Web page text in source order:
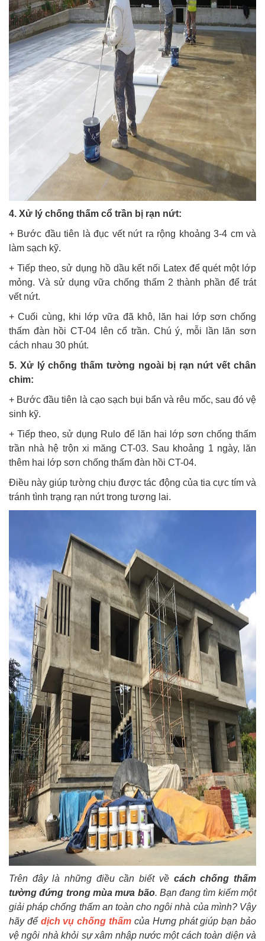
4. Xử lý chống thấm cổ trần bị rạn nứt:
+ Bước đầu tiên là đục vết nứt ra rộng khoảng 3-4 cm và
làm sạch kỹ.
+ Tiếp theo, sử dụng hồ dầu kết nối Latex để quét một lớp
mỏng. Và sử dụng vữa chống thấm 2 thành phần để trát
vết nứt.
+ Cuối cùng, khi lớp vữa đã khô, lăn hai lớp sơn chống
thấm đàn hồi CT-04 lên cổ trần. Chú ý, mỗi lần lăn sơn
cách nhau 30 phút.
5. Xử lý chống thấm tường ngoài bị rạn nứt vết chân
chim:
+ Bước đầu tiên là cạo sạch bụi bẩn và rêu mốc, sau đó vệ
sinh kỹ.
+ Tiếp theo, sử dụng Rulo để lăn hai lớp sơn chống thấm
trần nhà hệ trộn xi măng CT-03. Sau khoảng 1 ngày, lăn
thêm hai lớp sơn chống thấm đàn hồi CT-04.
Điều này giúp tường chịu được tác động của tia cực tím và
tránh tình trạng rạn nứt trong tương lai.
Trên đây là những điều cần biết về cách chống thấm
tường đứng trong mùa mưa bão. Bạn đang tìm kiếm một
giải pháp chống thấm an toàn cho ngôi nhà của mình? Vậy
hãy để dịch vụ chống thấm của Hưng phát giúp bạn bảo
vệ ngôi nhà khỏi sự xâm nhập nước một cách toàn diện và